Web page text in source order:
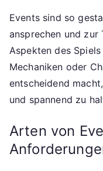
Events sind so
ansprechen und zur
Aspekten des
Mechaniken oder
entscheidend
und spannend zu
Arten von